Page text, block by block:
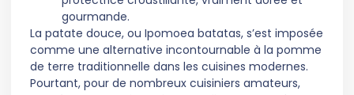
gourmande.
La patate douce, ou Ipomoea batatas, s’est imposée
comme une alternative incontournable à la pomme
de terre traditionnelle dans les cuisines modernes.
Pourtant, pour de nombreux cuisiniers amateurs,